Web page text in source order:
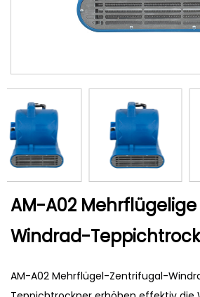
AM-A02
Windrad-
AM-A02 Mehrflügel-Zentrifugal-